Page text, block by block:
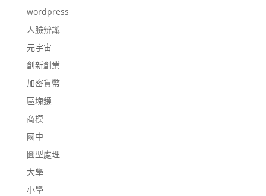
wordpress
人臉辨識
元宇宙
創新創業
加密貨幣
區塊鏈
商模
國中
圖型處理
大學
小學